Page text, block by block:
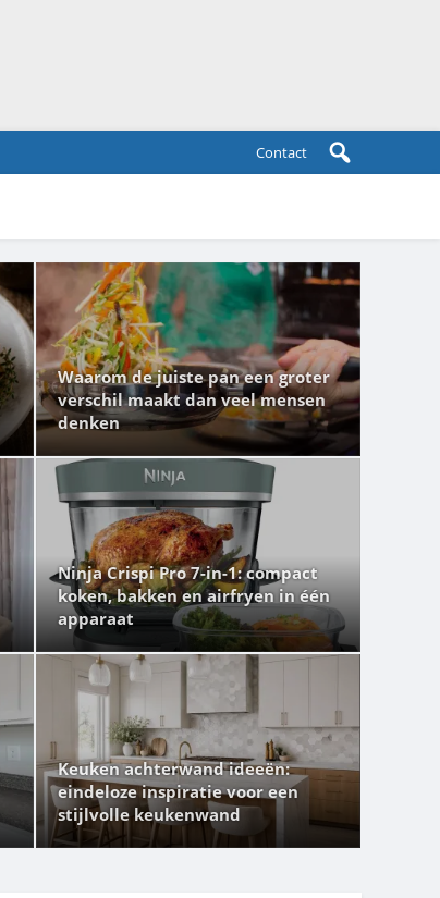
Contact
Waarom de juiste pan een groter
verschil maakt dan veel mensen
denken
Ninja Crispi Pro 7-in-1: compact
koken, bakken en airfryen in één
apparaat
Keuken achterwand ideeën:
eindeloze inspiratie voor een
stijlvolle keukenwand